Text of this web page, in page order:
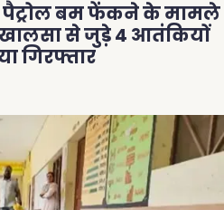
बम फेंकने के मामले
से जुड़े 4 आतंकियों
गिरफ्तार